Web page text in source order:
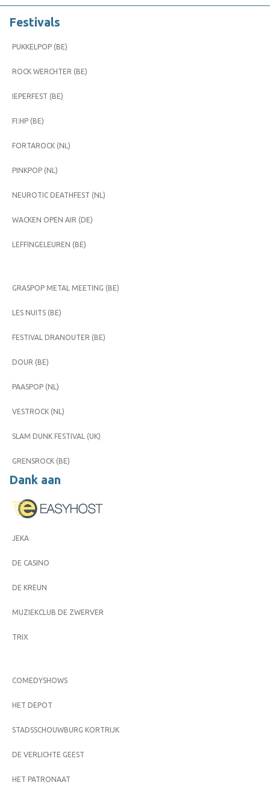
Festivals
PUKKELPOP (BE)
ROCK WERCHTER (BE)
IEPERFEST (BE)
FI:HP (BE)
FORTAROCK (NL)
PINKPOP (NL)
NEUROTIC DEATHFEST (NL)
WACKEN OPEN AIR (DE)
LEFFINGELEUREN (BE)
GRASPOP METAL MEETING (BE)
LES NUITS (BE)
FESTIVAL DRANOUTER (BE)
DOUR (BE)
PAASPOP (NL)
VESTROCK (NL)
SLAM DUNK FESTIVAL (UK)
GRENSROCK (BE)
Dank aan
JEKA
DE CASINO
DE KREUN
MUZIEKCLUB DE ZWERVER
TRIX
COMEDYSHOWS
HET DEPOT
STADSSCHOUWBURG KORTRIJK
DE VERLICHTE GEEST
HET PATRONAAT